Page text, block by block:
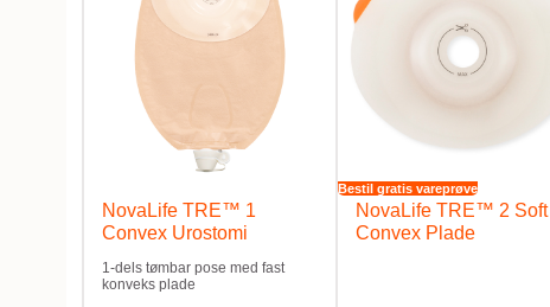
NovaLife TRE™ 1
Convex Urostomi
1-dels tømbar pose med fast
konveks plade
Bestil gratis vareprøve
NovaLife TRE™ 2 Soft
Convex Plade